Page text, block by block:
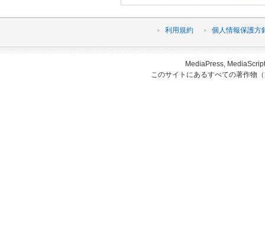
利用規約 個人情報保護方
MediaPress,
このサイトにあるすべての著作物